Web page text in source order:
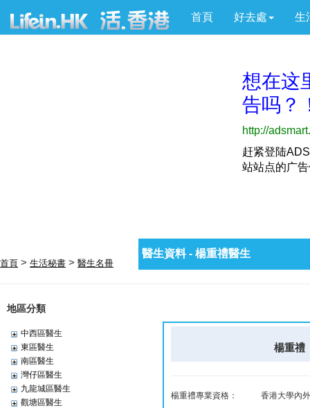
首頁 好去處 生
首頁 > 生活秘書 > 醫生名冊
地區分類
中西區醫生
東區醫生
南區醫生
灣仔區醫生
九龍城區醫生
觀塘區醫生
醫生資料 - 楊重禮醫生
楊重禮
楊重禮專業資格： 香港大學內